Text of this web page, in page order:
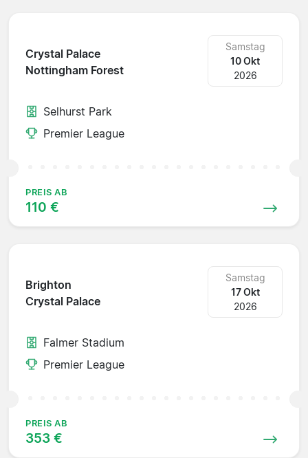
Crystal Palace
Nottingham Forest
Samstag
10 Okt
2026
Selhurst Park
Premier League
PREIS AB
110 €
Brighton
Crystal Palace
Samstag
17 Okt
2026
Falmer Stadium
Premier League
PREIS AB
353 €